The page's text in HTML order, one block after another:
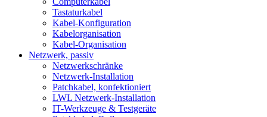
Tastaturkabel
Kabel-Konfiguration
Kabelorganisation
Kabel-Organisation
Netzwerk, passiv
Netzwerkschränke
Netzwerk-Installation
Patchkabel, konfektioniert
LWL Netzwerk-Installation
IT-Werkzeuge & Testgeräte